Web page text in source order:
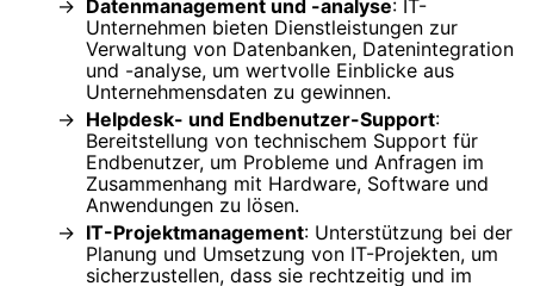
Datenmanagement und -analyse: IT-
Unternehmen bieten Dienstleistungen zur
Verwaltung von Datenbanken, Datenintegration
und -analyse, um wertvolle Einblicke aus
Unternehmensdaten zu gewinnen.
Helpdesk- und Endbenutzer-Support:
Bereitstellung von technischem Support für
Endbenutzer, um Probleme und Anfragen im
Zusammenhang mit Hardware, Software und
Anwendungen zu lösen.
IT-Projektmanagement: Unterstützung bei der
Planung und Umsetzung von IT-Projekten, um
sicherzustellen, dass sie rechtzeitig und im